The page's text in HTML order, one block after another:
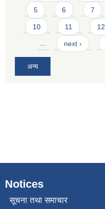
5 6 7
10 11 12
… next ›
अन्य
Notices
सूचना तथा समाचार